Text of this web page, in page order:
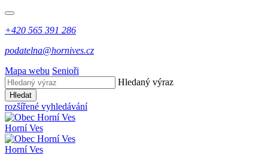
+420 565 391 286
podatelna@hornives.cz
Mapa webu Senioři
Hledaný výraz
Hledat
rozšířené vyhledávání
Horní Ves
Horní Ves